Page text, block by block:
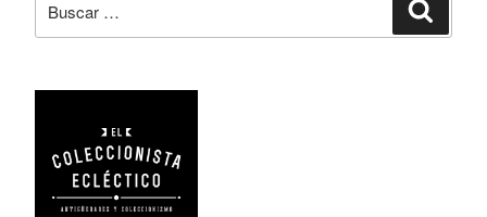
liar
por: